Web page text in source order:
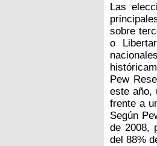
Las
sobre
o
Pew
este año,
frente a
Según
de 2008,
del 88%